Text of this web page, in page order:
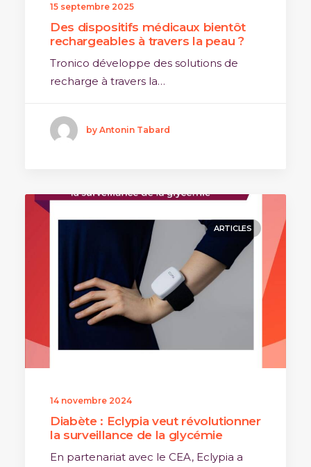
15 septembre 2025
Des dispositifs médicaux bientôt
rechargeables à travers la peau ?
Tronico développe des solutions de
recharge à travers la…
by Antonin Tabard
ARTICLES
14 novembre 2024
Diabète : Eclypia veut révolutionner
la surveillance de la glycémie
En partenariat avec le CEA, Eclypia a